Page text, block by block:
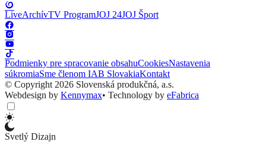
LiveArchívTV ProgramJOJ 24JOJ Šport
Podmienky pre spracovanie obsahuCookiesNastavenia
súkromiaSme členom IAB SlovakiaKontakt
© Copyright 2026 Slovenská produkčná, a.s.
Webdesign by Kennymax• Technology by eFabrica
Svetlý Dizajn